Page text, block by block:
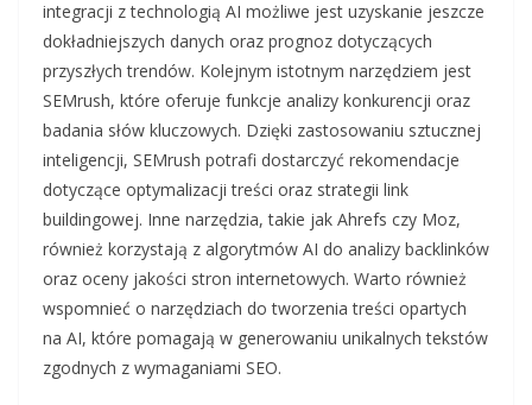
integracji z technologią AI możliwe jest uzyskanie jeszcze
dokładniejszych danych oraz prognoz dotyczących
przyszłych trendów. Kolejnym istotnym narzędziem jest
SEMrush, które oferuje funkcje analizy konkurencji oraz
badania słów kluczowych. Dzięki zastosowaniu sztucznej
inteligencji, SEMrush potrafi dostarczyć rekomendacje
dotyczące optymalizacji treści oraz strategii link
buildingowej. Inne narzędzia, takie jak Ahrefs czy Moz,
również korzystają z algorytmów AI do analizy backlinków
oraz oceny jakości stron internetowych. Warto również
wspomnieć o narzędziach do tworzenia treści opartych
na AI, które pomagają w generowaniu unikalnych tekstów
zgodnych z wymaganiami SEO.